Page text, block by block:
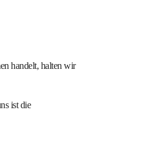
handelt, halten wir
ist die